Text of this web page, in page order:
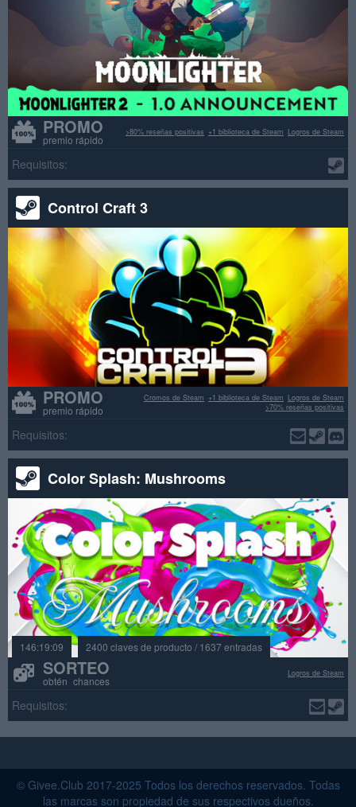
PROMO
premio rápido
Logros de Steam
+1 biblioteca de Steam
>80% reseñas positivas
Requisitos:
Control Craft 3
PROMO
premio rápido
Logros de Steam
+1 biblioteca de Steam
Cromos de Steam
>70% reseñas positivas
Requisitos:
Color Splash: Mushrooms
146:19:09 2400 claves de producto / 1637 entradas
SORTEO
obtén chances
Logros de Steam
Requisitos:
© Givee.Club 2017-2025 Todos los derechos reservados. Todas
las marcas son propiedad de sus respectivos dueños.